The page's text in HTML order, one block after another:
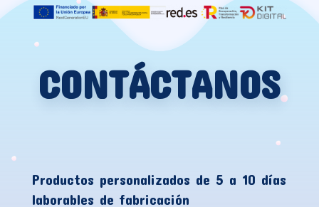
CONTÁCTANOS
Productos personalizados de 5 a 10 días
laborables de fabricación